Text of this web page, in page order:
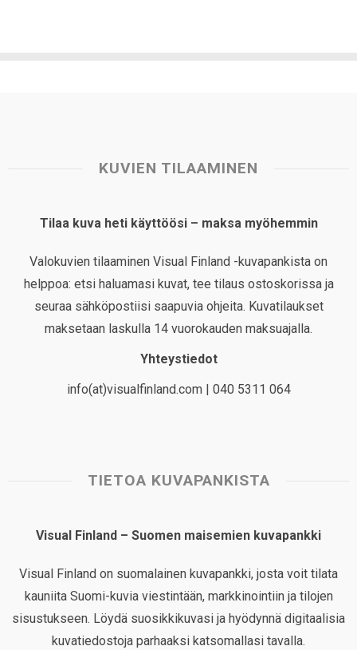
KUVIEN TILAAMINEN
Tilaa kuva heti käyttöösi – maksa myöhemmin
Valokuvien tilaaminen Visual Finland -kuvapankista on
helppoa: etsi haluamasi kuvat, tee tilaus ostoskorissa ja
seuraa sähköpostiisi saapuvia ohjeita. Kuvatilaukset
maksetaan laskulla 14 vuorokauden maksuajalla.
Yhteystiedot
info(at)visualfinland.com | 040 5311 064
TIETOA KUVAPANKISTA
Visual Finland – Suomen maisemien kuvapankki
Visual Finland on suomalainen kuvapankki, josta voit tilata
kauniita Suomi-kuvia viestintään, markkinointiin ja tilojen
sisustukseen. Löydä suosikkikuvasi ja hyödynnä digitaalisia
kuvatiedostoja parhaaksi katsomallasi tavalla.